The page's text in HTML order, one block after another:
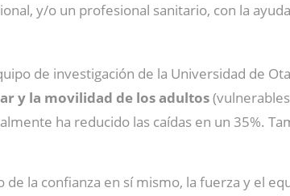
y/o un profesional sanitario, con la
de investigación de la Universidad de
y la movilidad de los adultos
ha reducido las caídas en un 35%.
la confianza en sí mismo, la fuerza y el